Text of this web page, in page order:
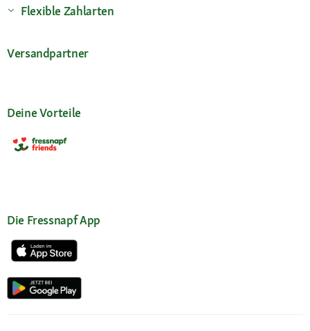
Flexible Zahlarten
Versandpartner
Deine Vorteile
Die Fressnapf App